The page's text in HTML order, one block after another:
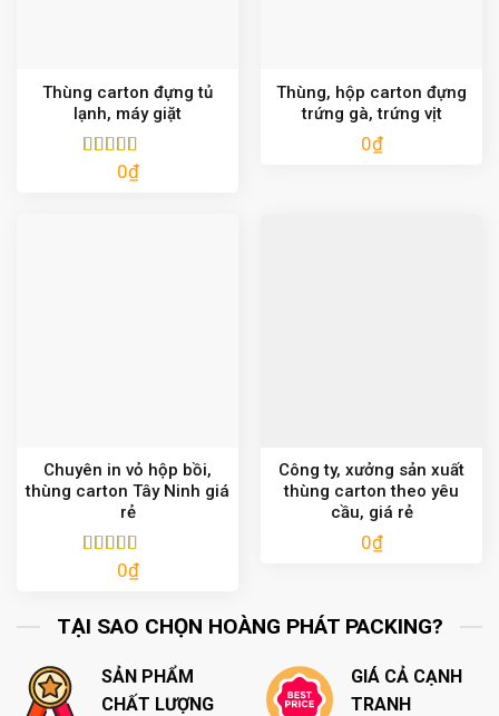
Thùng carton đựng tủ
lạnh, máy giặt
Được xếp
0₫
Thùng, hộp carton đựng
trứng gà, trứng vịt
0₫
Chuyên in vỏ hộp bồi,
thùng carton Tây Ninh giá
rẻ
Được xếp
0₫
Công ty, xưởng sản xuất
thùng carton theo yêu
cầu, giá rẻ
0₫
TẠI SAO CHỌN HOÀNG PHÁT PACKING?
SẢN PHẨM
CHẤT LƯỢNG
GIÁ CẢ CẠNH
TRANH